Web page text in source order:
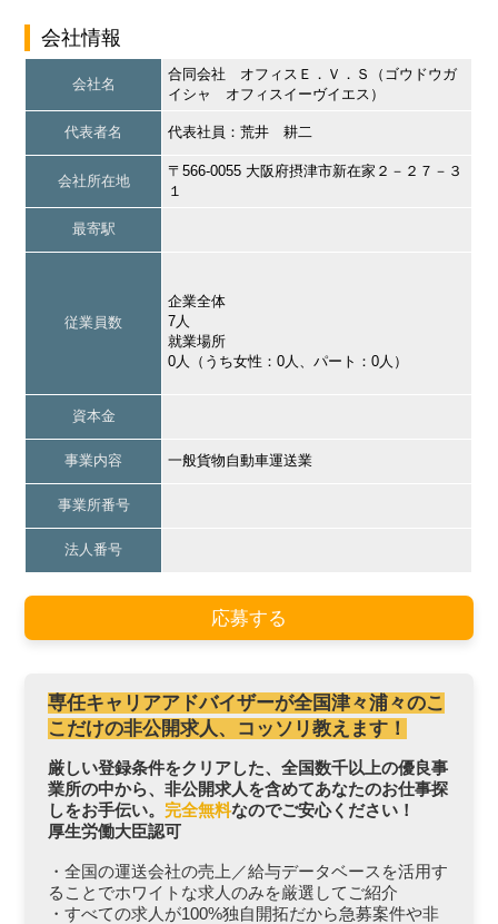
会社情報
会社名
合同会社 オフィスＥ．Ｖ．Ｓ（ゴウドウガ
イシャ オフィスイーヴイエス）
代表者名 代表社員：荒井 耕二
会社所在地
〒566-0055 大阪府摂津市新在家２－２７－３
１
最寄駅
従業員数
企業全体
7人
就業場所
0人（うち女性：0人、パート：0人）
資本金
事業内容 一般貨物自動車運送業
事業所番号
法人番号
応募する
専任キャリアアドバイザーが全国津々浦々のこ
こだけの非公開求人、コッソリ教えます！
厳しい登録条件をクリアした、全国数千以上の優良事
業所の中から、非公開求人を含めてあなたのお仕事探
しをお手伝い。 完全無料なのでご安心ください！
厚生労働大臣認可
・全国の運送会社の売上／給与データベースを活用す
ることでホワイトな求人のみを厳選してご紹介
・すべての求人が100%独自開拓だから急募案件や非